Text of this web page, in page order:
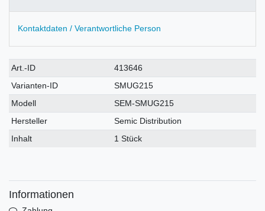
Kontaktdaten / Verantwortliche Person
Technisches
Merkmal
Wert
Art.-ID
413646
Varianten-ID
SMUG215
Modell
SEM-SMUG215
Hersteller
Semic Distribution
Inhalt
1 Stück
Informationen